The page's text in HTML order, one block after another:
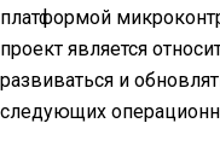
платформой
проект является
развиваться и
следующих